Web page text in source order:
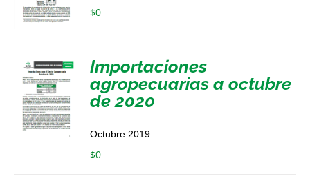
$0
Importaciones
agropecuarias a octubre
de 2020
Octubre 2019
$0